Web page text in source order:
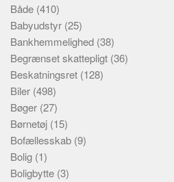
Både (410)
Babyudstyr (25)
Bankhemmelighed (38)
Begrænset skattepligt (36)
Beskatningsret (128)
Biler (498)
Bøger (27)
Børnetøj (15)
Bofællesskab (9)
Bolig (1)
Boligbytte (3)